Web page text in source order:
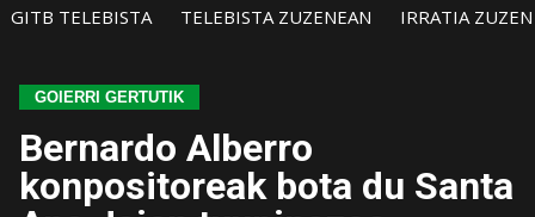
GITB TELEBISTA TELEBISTA ZUZENEAN IRRATIA
GOIERRI GERTUTIK
Bernardo Alberro
konpositoreak bota du Santa